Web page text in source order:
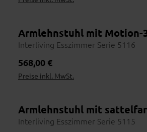
Armlehnstuhl mit Motion-
Interliving Esszimmer Serie 5116
Regulärer Preis:
568,00 €
Preise inkl. MwSt.
Armlehnstuhl mit
Interliving Esszimmer Serie 5115